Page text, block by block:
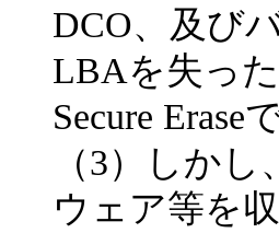
DCO、及び
LBAを失っ
Secure Erase
（3）しか
ウェア等を